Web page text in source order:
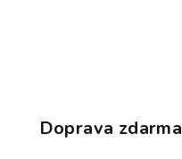
Doprava zdarma